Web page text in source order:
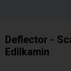
Deflector -
Edilkamin